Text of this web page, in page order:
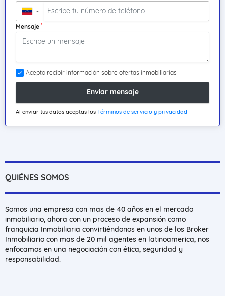
▼
Mensaje *
Acepto recibir información sobre ofertas inmobiliarias
Enviar mensaje
Al enviar tus datos aceptas los Términos de servicio y privacidad
QUIÉNES SOMOS
Somos una empresa con mas de 40 años en el mercado
inmobiliario, ahora con un proceso de expansión como
franquicia Inmobiliaria convirtiéndonos en unos de los Broker
Inmobiliario con mas de 20 mil agentes en latinoamerica, nos
enfocamos en una negociación con ética, seguridad y
responsabilidad.